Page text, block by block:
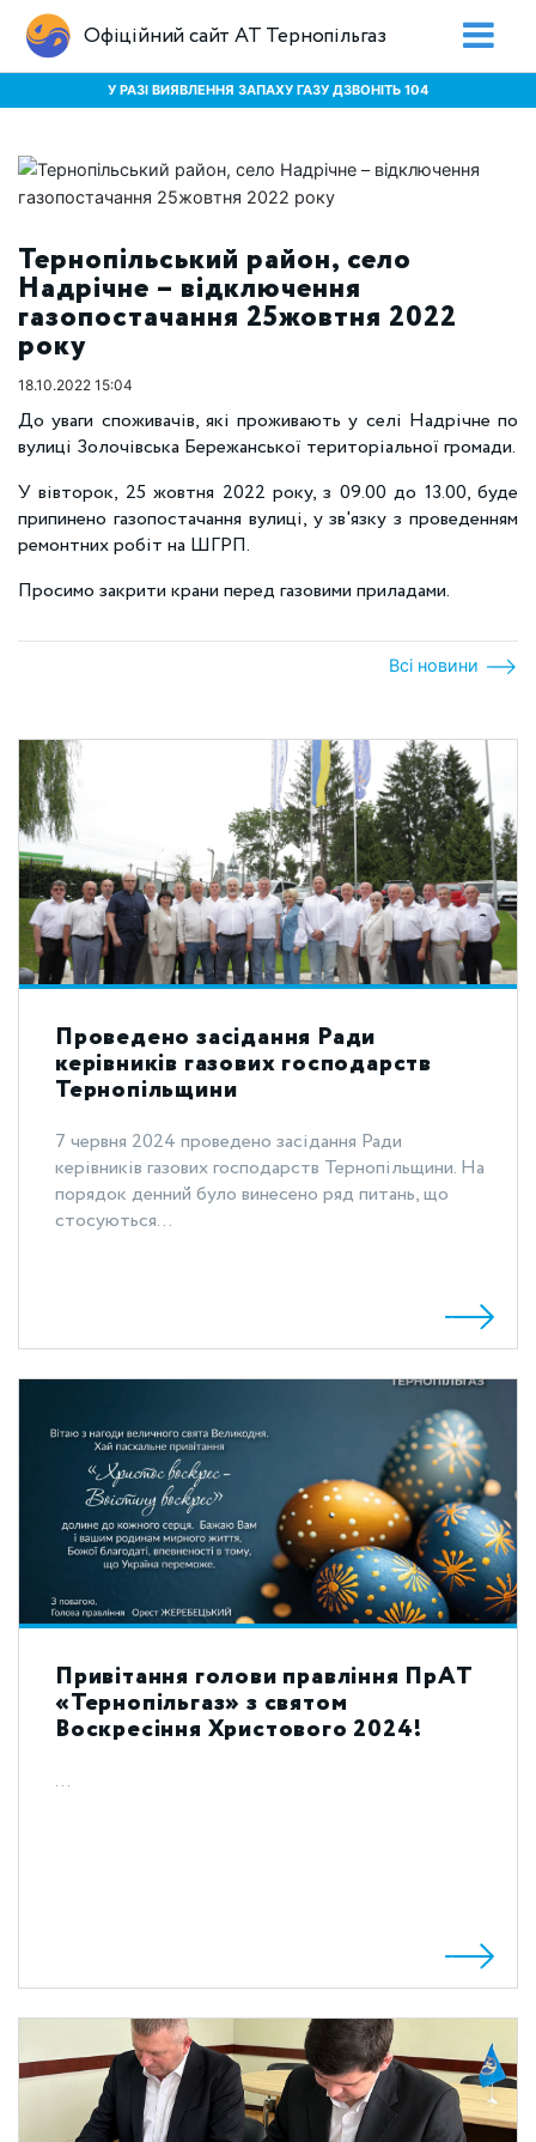
Офіційний сайт АТ Тернопільгаз
У РАЗІ ВИЯВЛЕННЯ ЗАПАХУ ГАЗУ ДЗВОНІТЬ 104
Тернопільський район, село
Надрічне – відключення
газопостачання 25жовтня 2022
року
18.10.2022 15:04
До уваги споживачів, які проживають у селі Надрічне по
вулиці Золочівська Бережанської територіальної громади.
У вівторок, 25 жовтня 2022 року, з 09.00 до 13.00, буде
припинено газопостачання вулиці, у зв'язку з проведенням
ремонтних робіт на ШГРП.
Просимо закрити крани перед газовими приладами.
Всі новини
Проведено засідання Ради
керівників газових господарств
Тернопільщини
7 червня 2024 проведено засідання Ради
керівників газових господарств Тернопільщини. На
порядок денний було винесено ряд питань, що
стосуються...
Привітання голови правління ПрАТ
«Тернопільгаз» з святом
Воскресіння Христового 2024!
...